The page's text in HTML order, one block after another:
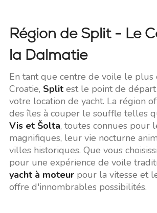
Région de Split - Le
la Dalmatie
En tant que centre de voile le plus
Croatie, Splitest le point de
votre location de yacht. La région
des îles à couper le souffle telles
Vis et Šolta, toutes connues pour
magnifiques, leur vie nocturne
villes historiques. Que vous
pour une expérience de voile
yacht à moteurpour la vitesse et
offre d'innombrables possibilités.